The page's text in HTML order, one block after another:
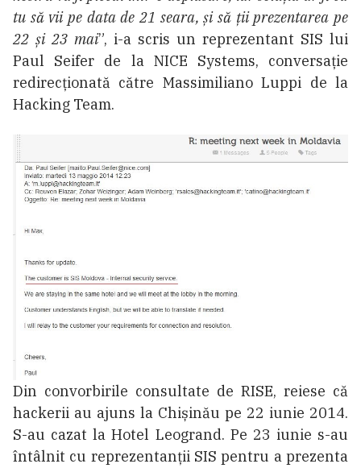
tu să vii pe data de 21 seara, și să ții prezentarea pe
22 și 23 mai”, i-a scris un reprezentant SIS lui
Paul Seifer de la NICE Systems, conversație
redirecționată către Massimiliano Luppi de la
Hacking Team.
Din convorbirile consultate de RISE, reiese că
hackerii au ajuns la Chișinău pe 22 iunie 2014.
S-au cazat la Hotel Leogrand. Pe 23 iunie s-au
întâlnit cu reprezentanții SIS pentru a prezenta